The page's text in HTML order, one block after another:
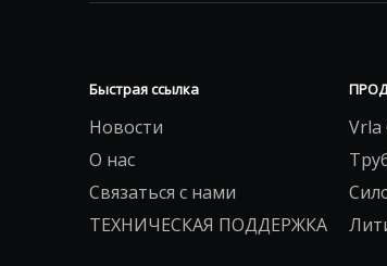
Быстрая ссылка
Новости
О нас
Связаться с нами
ТЕХНИЧЕСКАЯ ПОДДЕРЖКА
Vrla